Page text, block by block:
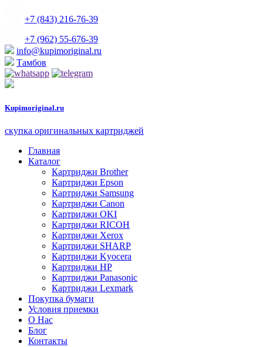
+7 (843) 216-76-39
+7 (962) 55-676-39
info@kupimoriginal.ru
Тамбов
Kupimoriginal.ru
скупка оригинальных картриджей
Главная
Каталог
Картриджи Brother
Картриджи Epson
Картриджи Samsung
Картриджи Canon
Картриджи OKI
Картриджи RICOH
Картриджи Xerox
Картриджи SHARP
Картриджи Kyocera
Картриджи HP
Картриджи Panasonic
Картриджи Lexmark
Покупка бумаги
Условия приемки
О Нас
Блог
Контакты